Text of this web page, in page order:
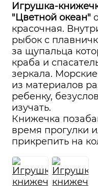
Игрушка-
"Цветной океан"
красочная.
рыбок с
за щупальца
краба и
зеркала.
из материалов
ребенку,
изучать.
Книжечка
время прогулки
прикрепить на